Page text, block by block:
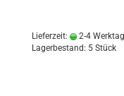
Lieferzeit:
2-4
Lagerbestand: 5 Stück